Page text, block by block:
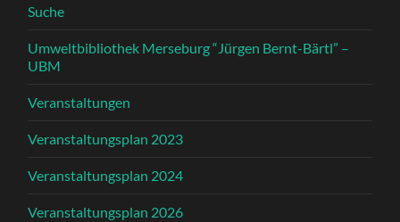
Suche
Umweltbibliothek Merseburg “Jürgen Bernt-Bärtl” –
UBM
Veranstaltungen
Veranstaltungsplan 2023
Veranstaltungsplan 2024
Veranstaltungsplan 2026